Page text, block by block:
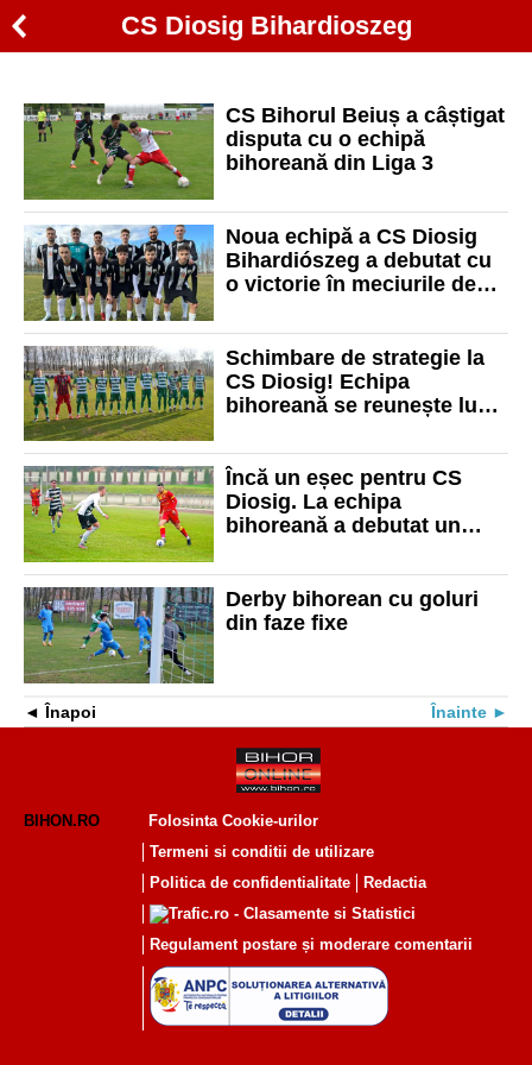
CS Diosig Bihardioszeg
CS Bihorul Beiuș a câștigat
disputa cu o echipă
bihoreană din Liga 3
Noua echipă a CS Diosig
Bihardiószeg a debutat cu
o victorie în meciurile de
Schimbare de strategie la
CS Diosig! Echipa
bihoreană se reunește luni
Încă un eșec pentru CS
Diosig. La echipa
bihoreană a debutat un
Derby bihorean cu goluri
din faze fixe
Înapoi Înainte
BIHON.RO
Folosinta Cookie-urilor
Termeni si conditii de utilizare
Politica de confidentialitate
Redactia
Regulament postare și moderare comentarii